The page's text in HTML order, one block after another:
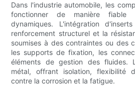
Dans l'industrie automobile, les
fonctionner de manière fiable
dynamiques. L'intégration
renforcement structurel et la
soumises à des contraintes ou des
les supports de fixation, les
éléments de gestion des fluides.
métal, offrant isolation, flexibilité
contre la corrosion et la fatigue.